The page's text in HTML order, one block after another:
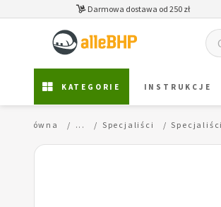
Darmowa dostawa od 250 zł
KATEGORIE INSTRUKCJE
główna ... Specjaliści